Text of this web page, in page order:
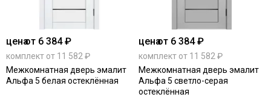
ценаот 6 384 ₽
комплект от 11 582 ₽
Межкомнатная дверь эмалит
Альфа 5 белая остеклённая
ценаот 6 384 ₽
комплект от 11 582 ₽
Межкомнатная дверь эмалит
Альфа 5 светло-серая
остеклённая